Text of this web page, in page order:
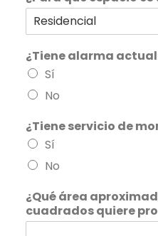
¿Tiene alarma
Sí
No
¿Tiene servicio de
Sí
No
¿Qué área
cuadrados quiere